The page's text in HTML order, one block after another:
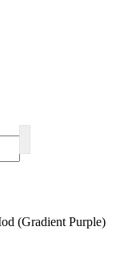
(Gradient Purple)